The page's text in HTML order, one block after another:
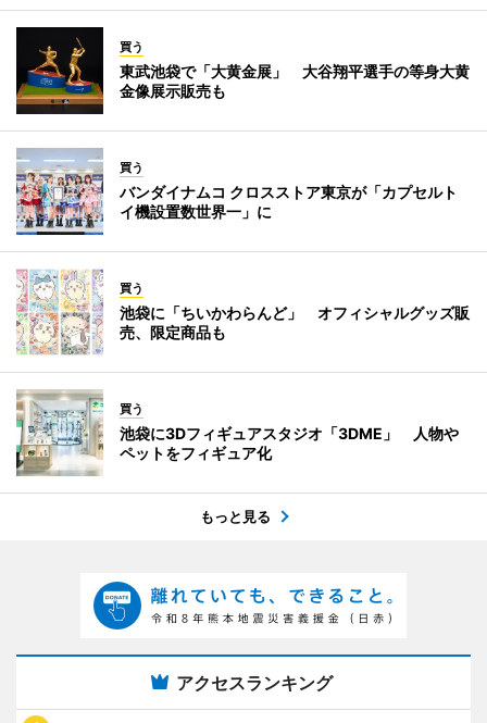
買う
東武池袋で「大黄金展」 大谷翔平選手の等身大黄
金像展示販売も
買う
バンダイナムコ クロスストア東京が「カプセルト
イ機設置数世界一」に
買う
池袋に「ちいかわらんど」 オフィシャルグッズ販
売、限定商品も
買う
池袋に3Dフィギュアスタジオ「3DME」 人物や
ペットをフィギュア化
もっと見る
アクセスランキング